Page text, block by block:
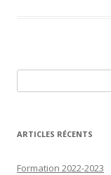
ARTICLES RÉCENTS
Formation 2022-2023